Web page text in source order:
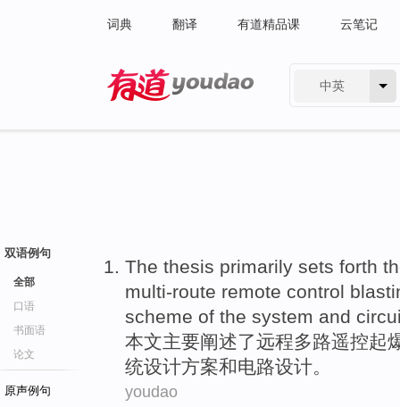
词典 翻译 有道精品课 云笔记
中英
双语例句
全部
口语
书面语
论文
原声例句
The thesis primarily sets forth
multi-route remote control
scheme of the system and
本文主要阐述了远程多路遥控起
统设计方案和电路设计。
youdao